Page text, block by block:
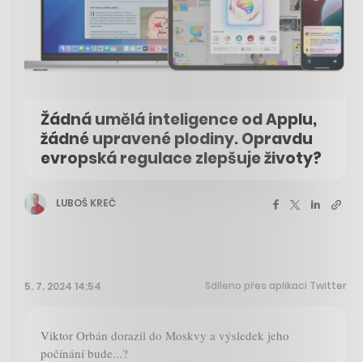
Žádná umělá inteligence od Applu,
žádné upravené plodiny. Opravdu
evropská regulace zlepšuje životy?
LUBOŠ KREČ
5. 7. 2024 14:54 Sdíleno přes aplikaci Twitter
Viktor Orbán dorazil do Moskvy a výsledek jeho
počínání bude...?